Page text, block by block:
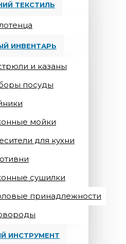
ТЕКСТИЛЬ
ИНВЕНТАРЬ
и казаны
посуды
мойки
для кухни
сушилки
принадлежности
ИНСТРУМЕНТ